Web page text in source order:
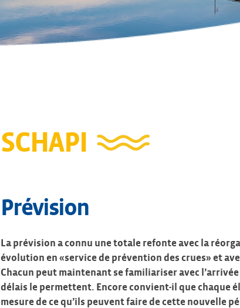
SCHAPI
Prévision
La prévision a connu une totale refonte avec la
évolution en «service de prévention des crues» et
Chacun peut maintenant se familiariser avec
délais le permettent. Encore convient-il que chaque
mesure de ce qu’ils peuvent faire de cette nouvelle